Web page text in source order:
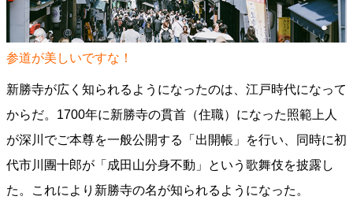
参道が美しいですな！
新勝寺が広く知られるようになったのは、江戸時代になって
からだ。1700年に新勝寺の貫首（住職）になった照範上人
が深川でご本尊を一般公開する「出開帳」を行い、同時に初
代市川團十郎が「成田山分身不動」という歌舞伎を披露し
た。これにより新勝寺の名が知られるようになった。